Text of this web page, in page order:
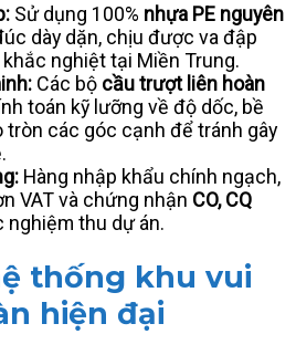
Sử dụng 100% nhựa PE nguyên
dày dặn, chịu được va đập
nghiệt tại Miền Trung.
Các bộ cầu trượt liên hoàn
toán kỹ lưỡng về độ dốc, bề
tròn các góc cạnh để tránh gây
Hàng nhập khẩu chính ngạch,
VAT và chứng nhận CO, CQ
nghiệm thu dự án.
thống khu vui
hiện đại